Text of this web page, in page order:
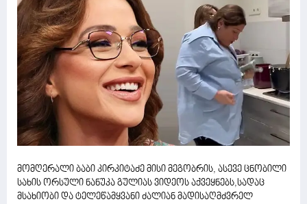
მომღერალი ბაბი კირკიტაძე მისი მეგობრის, ასევე ცნობილი
სახის ორსული ნანუკა გულიას ვიდეოს აქვეყნებს,სადაც
მსახიობი და ტელეწამყვანი ძალიან მადისაღმძვრელ